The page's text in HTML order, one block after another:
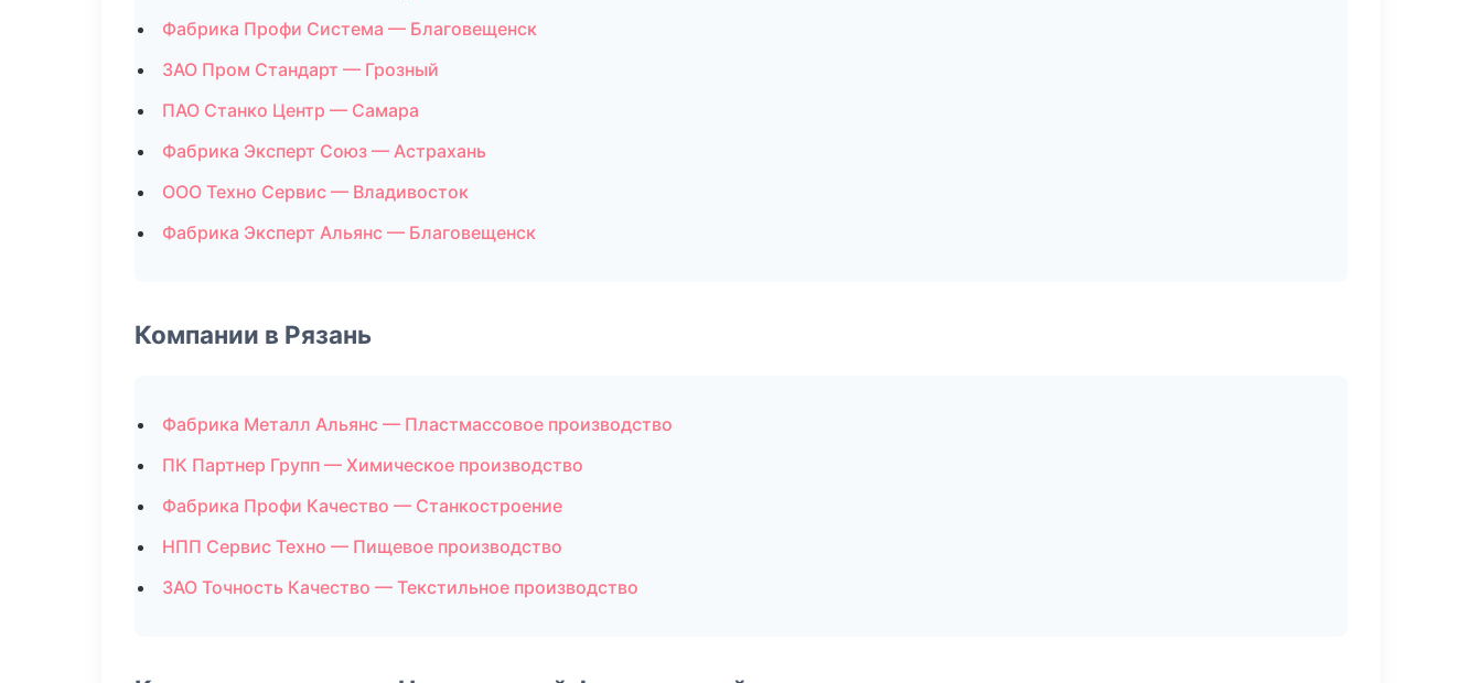
Фабрика Профи Система — Благовещенск
ЗАО Пром Стандарт — Грозный
ПАО Станко Центр — Самара
Фабрика Эксперт Союз — Астрахань
ООО Техно Сервис — Владивосток
Фабрика Эксперт Альянс — Благовещенск
Компании в Рязань
Фабрика Металл Альянс — Пластмассовое производство
ПК Партнер Групп — Химическое производство
Фабрика Профи Качество — Станкостроение
НПП Сервис Техно — Пищевое производство
ЗАО Точность Качество — Текстильное производство